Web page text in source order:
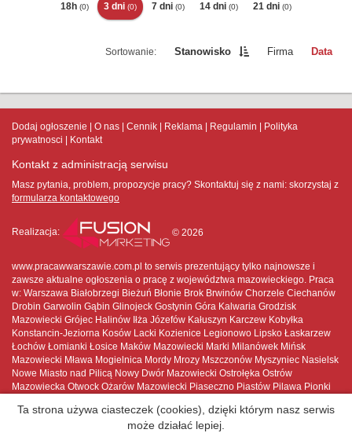
18h (0) 3 dni (0) 7 dni (0) 14 dni (0) 21 dni (0)
Stanowisko Firma Data
Dodaj ogłoszenie O nas Cennik Reklama Regulamin
Polityka
prywatnosci
Kontakt
Kontakt z administracją serwisu
Masz pytania, problem, propozycje pracy? Skontaktuj się z nami: skorzystaj z
formularza kontaktowego
Realizacja: © 2026
www.pracawwarszawie.com.pl to serwis prezentujący tylko najnowsze i
zawsze aktualne ogłoszenia o pracę z województwa mazowieckiego. Praca
w: Warszawa Białobrzegi Bieżuń Błonie Brok Brwinów Chorzele Ciechanów
Drobin Garwolin Gąbin Glinojeck Gostynin Góra Kalwaria Grodzisk
Mazowiecki Grójec Halinów Iłża Józefów Kałuszyn Karczew Kobyłka
Konstancin-Jeziorna Kosów Lacki Kozienice Legionowo Lipsko Łaskarzew
Łochów Łomianki Łosice Maków Mazowiecki Marki Milanówek Mińsk
Mazowiecki Mława Mogielnica Mordy Mrozy Mszczonów Myszyniec Nasielsk
Nowe Miasto nad Pilicą Nowy Dwór Mazowiecki Ostrołęka Ostrów
Mazowiecka Otwock Ożarów Mazowiecki Piaseczno Piastów Pilawa Pionki
Raciąż Radom Radzymin Różan Serock Siedlce Sierpc Skaryszew
Sochaczew Sokołów Podlaski Sulejówek Szydłowiec Tarczyn Tłuszcz Warka
Ta strona używa ciasteczek (cookies), dzięki którym nasz serwis
może działać lepiej.